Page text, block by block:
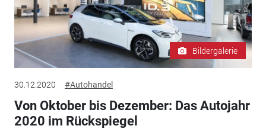
Bildergalerie
30.12.2020 #Autohandel
Von Oktober bis Dezember: Das Autojahr
2020 im Rückspiegel